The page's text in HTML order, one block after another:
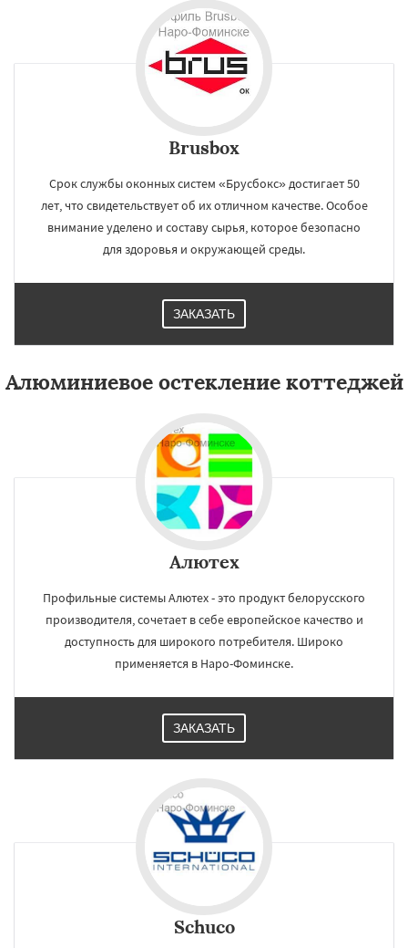
Brusbox
Срок службы оконных систем «Брусбокс» достигает 50
лет, что свидетельствует об их отличном качестве. Особое
внимание уделено и составу сырья, которое безопасно
для здоровья и окружающей среды.
ЗАКАЗАТЬ
Алюминиевое остекление коттеджей
Алютех
Профильные системы Алютех - это продукт белорусского
производителя, сочетает в себе европейское качество и
доступность для широкого потребителя. Широко
применяется в Наро-Фоминске.
ЗАКАЗАТЬ
Schuco